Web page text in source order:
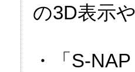
の3D表示
・「S-